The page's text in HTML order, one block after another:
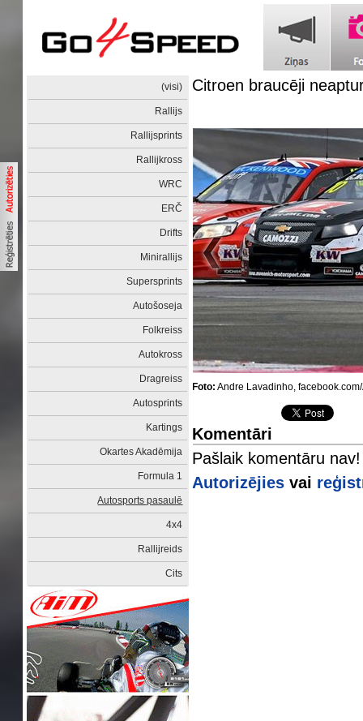
(visi)
Rallijs
Rallijsprints
Rallijkross
WRC
ERČ
Drifts
Minirallijs
Supersprints
Autošoseja
Folkreiss
Autokross
Dragreiss
Autosprints
Kartings
Okartes Akadēmija
Formula 1
Autosports pasaulē
4x4
Rallijreids
Cits
Citroen braucēji
Foto: Andre Lavadinho,
Komentāri
Pašlaik komentāru nav!
Autorizējies vai